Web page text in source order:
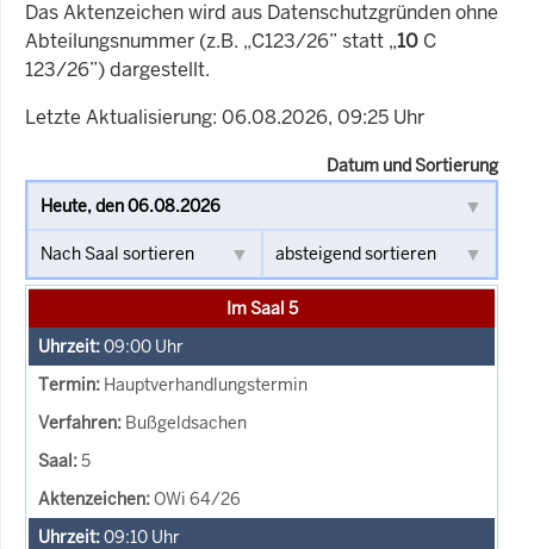
Das Aktenzeichen wird aus Datenschutzgründen ohne
Abteilungsnummer (z.B. „C123/26” statt „10 C
123/26”) dargestellt.
Letzte Aktualisierung: 06.08.2026, 09:25 Uhr
Datum und Sortierung
Im Saal 5
09:00 Uhr
Hauptverhandlungstermin
Bußgeldsachen
5
OWi 64/26
09:10 Uhr